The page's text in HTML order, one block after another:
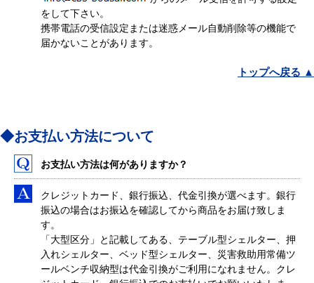
をして下さい。
携帯電話の受信設定または迷惑メール自動削除等の機能で
届かないことがあります。
トップへ戻る ▲
◆お支払い方法について
お支払い方法は何がありますか？
クレジットカード、銀行振込、代金引換が選べます。銀行
振込の場合はお振込を確認してから商品をお届け致しま
す。
「大型区分」と記載してある、テーブル型シェルター、押
入れシェルター、ベッド型シェルター、災害救助用常備ツ
ールベンチ収納型は代金引換がご利用になれません。クレ